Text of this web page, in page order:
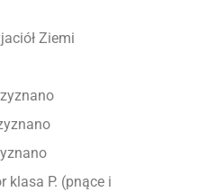
Ziemi
klasa P. (pnące i